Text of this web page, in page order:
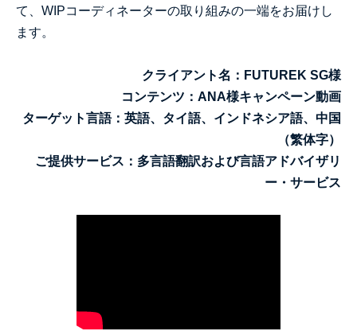
て、WIPコーディネーターの取り組みの一端をお届けし
ます。
クライアント名：FUTUREK SG様
コンテンツ：ANA様キャンペーン動画
ターゲット言語：英語、タイ語、インドネシア語、中国
（繁体字）
ご提供サービス：多言語翻訳および言語アドバイザリ
ー・サービス